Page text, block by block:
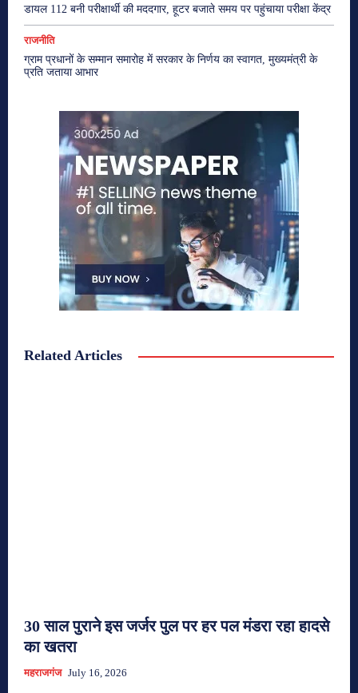
डायल 112 बनी परीक्षार्थी की मददगार, हूटर बजाते समय पर पहुंचाया परीक्षा केंद्र
राजनीति
ग्राम प्रधानों के सम्मान समारोह में सरकार के निर्णय का स्वागत, मुख्यमंत्री के
प्रति जताया आभार
Related Articles
30 साल पुराने इस जर्जर पुल पर हर पल मंडरा रहा हादसे
का खतरा
महराजगंज July 16, 2026